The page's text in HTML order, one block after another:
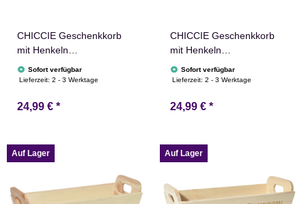
CHICCIE Geschenkkorb
mit Henkeln
Personalisierbar
Sternschnuppe Wunschtext
Holz Geschenkidee
Adventskalender Nikolaus
Sofort verfügbar
Lieferzeit:2 - 3 Werktage
24,99 € *
CHICCIE Geschenkkorb
mit Henkeln
Personalisierbar Tanne
Wunschtext 35x11x13cm
Geschenkidee Holzkiste
Adventskalender Nikolaus
Sofort verfügbar
Lieferzeit:2 - 3 Werktage
24,99 € *
Auf Lager Auf Lager